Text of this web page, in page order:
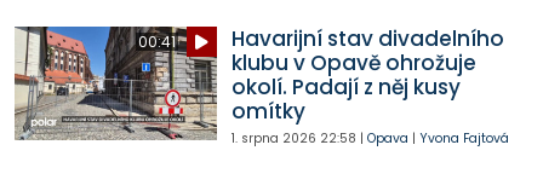
00:41
Havarijní stav divadelního
klubu v Opavě ohrožuje
okolí. Padají z něj kusy
omítky
1. srpna 2026 22:58 | Opava | Yvona Fajtová